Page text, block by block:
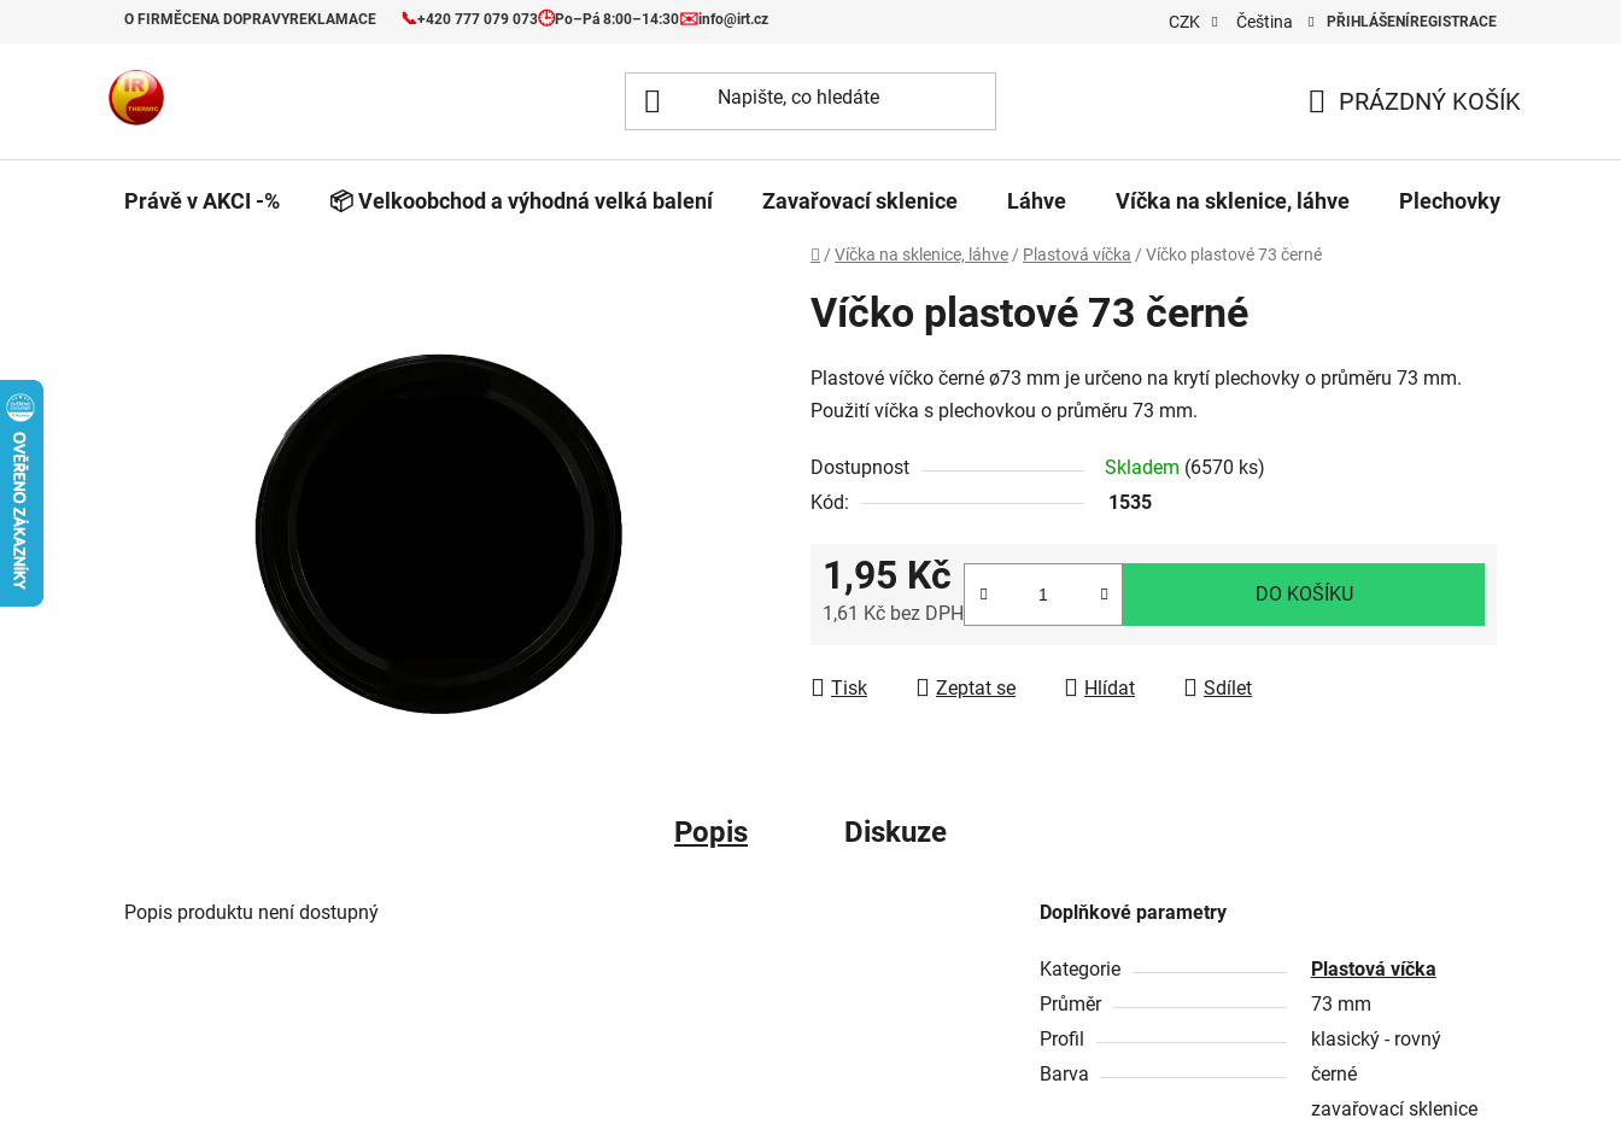
O FIRMĚCENA DOPRAVYREKLAMACE 📞+420 777 079 073🕒Po–Pá 8:00–14:30✉️info@irt.cz CZK Čeština PŘIHLÁŠENÍ REGISTRACE
KOŠÍK
PRÁZDNÝ KOŠÍK
Právě v AKCI -% 📦 Velkoobchod a výhodná velká balení Zavařovací sklenice Láhve Víčka na sklenice, láhve Plechovky
Domů
/ Víčka na sklenice, láhve / Plastová víčka / Víčko plastové 73 černé
Víčko plastové 73 černé
Plastové víčko černé ø73 mm je určeno na krytí plechovky o průměru 73 mm.
Použití víčka s plechovkou o průměru 73 mm.
Dostupnost Skladem (6570 ks)
Kód:
1535
1,95 Kč
1,61 Kč bez DPH
DO KOŠÍKU
Tisk Zeptat se Hlídat Sdílet
Popis Diskuze
Popis produktu není dostupný Doplňkové parametry
Kategorie
Plastová víčka
Průměr
73 mm
Profil
klasický - rovný
Barva
černé
zavařovací sklenice